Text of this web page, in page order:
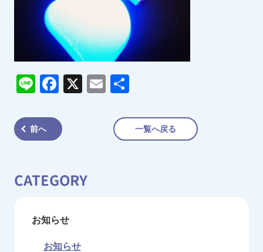
LineFacebook
X Email
共
前へ 一覧へ戻る
CATEGORY
お知らせ
お知らせ